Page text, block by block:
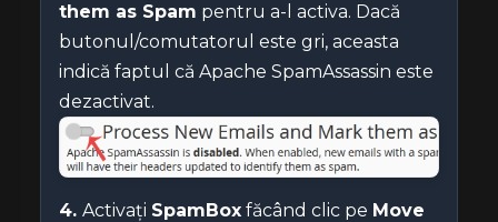
them as Spam pentru a-l activa. Dacă
butonul/comutatorul este gri, aceasta
indică faptul că Apache SpamAssassin este
dezactivat.
4. Activați SpamBox făcând clic pe Move